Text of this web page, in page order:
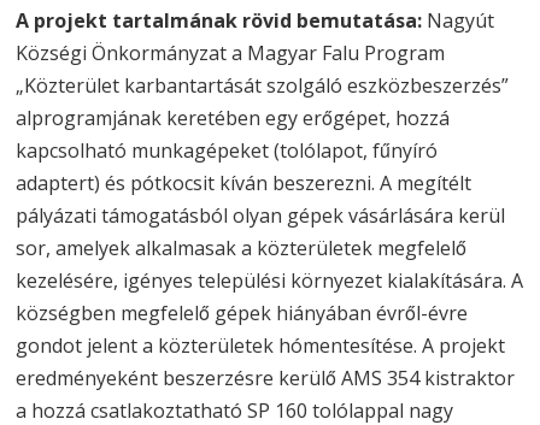
A projekt tartalmának rövid bemutatása: Nagyút
Községi Önkormányzat a Magyar Falu Program
„Közterület karbantartását szolgáló eszközbeszerzés”
alprogramjának keretében egy erőgépet, hozzá
kapcsolható munkagépeket (tolólapot, fűnyíró
adaptert) és pótkocsit kíván beszerezni. A megítélt
pályázati támogatásból olyan gépek vásárlására kerül
sor, amelyek alkalmasak a közterületek megfelelő
kezelésére, igényes települési környezet kialakítására. A
községben megfelelő gépek hiányában évről-évre
gondot jelent a közterületek hómentesítése. A projekt
eredményeként beszerzésre kerülő AMS 354 kistraktor
a hozzá csatlakoztatható SP 160 tolólappal nagy